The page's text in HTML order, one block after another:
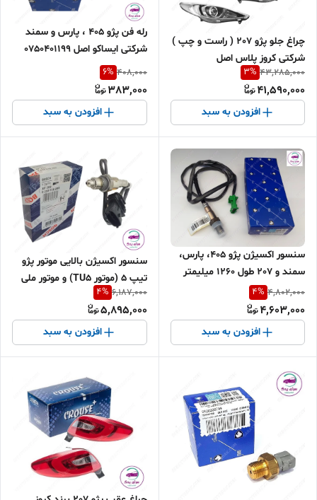
چراغ جلو پژو 207 ( راست و چپ )
شرکتی کروز پلاس اصل
43,285,000
3%
41,590,000
افزودن به سبد
رله فن پژو 405 ، پارس و سمند
شرکتی ایساکو اصل 0750401199
408,000
6%
383,000
افزودن به سبد
سنسور اکسیژن پژو 405، پارس،
سمند و 207 طول 1260 میلیمتر
شرکتی ایساکو 0920900919
4,802,000
4%
4,603,000
افزودن به سبد
سنسور اکسیژن بالایی موتور پژو
تیپ 5 (موتور TU5) و موتور ملی
(EF7) با EMS:BOSCH ME17
برند بوش اصل
6,187,000
4%
5,895,000
افزودن به سبد